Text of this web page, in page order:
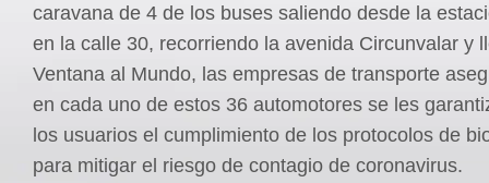
caravana de 4 de los buses saliendo desde la
en la calle 30, recorriendo la avenida Circunvalar y
Ventana al Mundo, las empresas de transporte
en cada uno de estos 36 automotores se les
los usuarios el cumplimiento de los protocolos de
para mitigar el riesgo de contagio de coronavirus.